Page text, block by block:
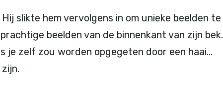
slikte hem vervolgens in om unieke beelden te
beelden van de binnenkant van zijn bek.
je zelf zou worden opgegeten door een haai…
zijn.